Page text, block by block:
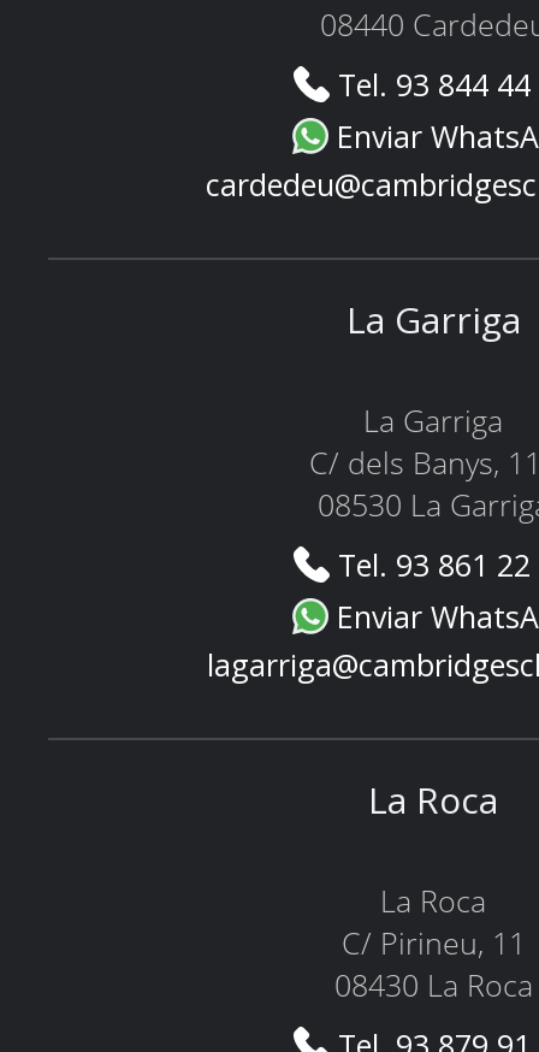
08440
Tel. 93 844
Enviar
La Garriga
La Garriga
C/ dels Banys,
08530 La
Tel. 93 861
Enviar
La Roca
La Roca
C/ Pirineu, 11
08430 La Roca